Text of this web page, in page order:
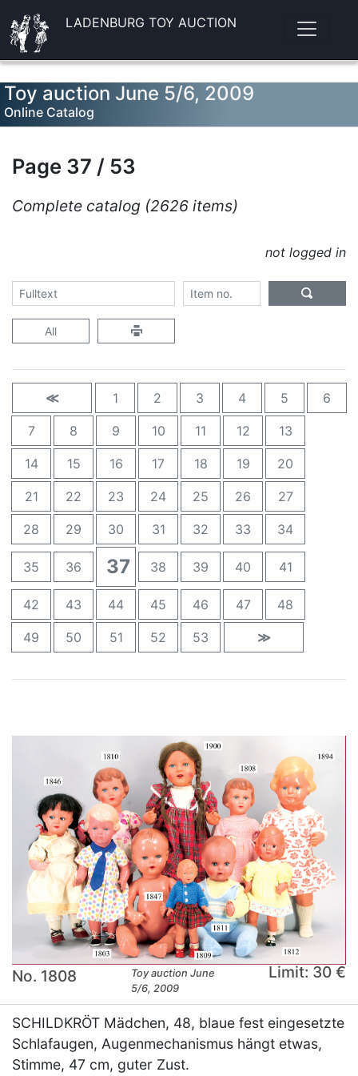
LADENBURG TOY AUCTION
Toy auction June 5/6, 2009
Online Catalog
Page 37 / 53
Complete catalog (2626 items)
not logged in
All
≪ 1 2 3 4 5 6
7 8 9 10 11 12 13
14 15 16 17 18 19 20
21 22 23 24 25 26 27
28 29 30 31 32 33 34
35 36 37 38 39 40 41
42 43 44 45 46 47 48
49 50 51 52 53 ≫
No. 1808
Toy auction June
5/6, 2009
Limit: 30 €
SCHILDKRÖT Mädchen, 48, blaue fest eingesetzte
Schlafaugen, Augenmechanismus hängt etwas,
Stimme, 47 cm, guter Zust.